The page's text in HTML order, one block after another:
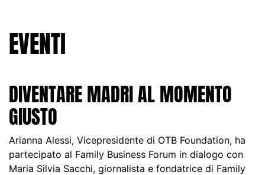
EVENTI
DIVENTARE MADRI AL MOMENTO
GIUSTO
Arianna Alessi, Vicepresidente di OTB Foundation, ha
partecipato al Family Business Forum in dialogo con
Maria Silvia Sacchi, giornalista e fondatrice di Family